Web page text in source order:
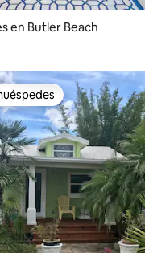
en Butler Beach
Favorito entre huéspedes